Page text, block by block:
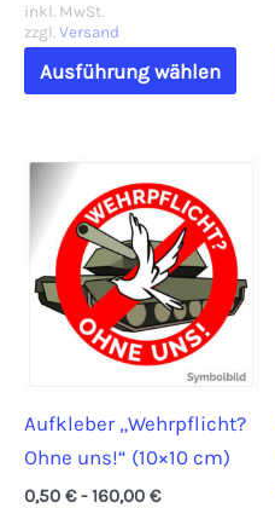
inkl. MwSt.
zzgl. Versand
Ausführung wählen
Die
Aufkleber „Wehrpflicht?
Ohne uns!“ (10×10 cm)
0,50 €-160,00 €